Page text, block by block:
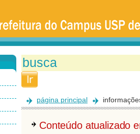
página principal
Conteúdo atualizado